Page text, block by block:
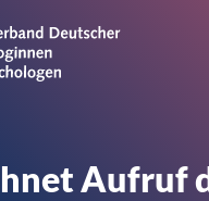
Aufruf